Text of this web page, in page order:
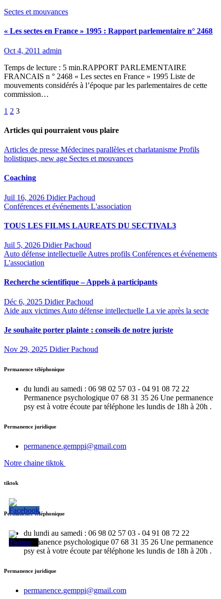
Sectes et mouvances
« Les sectes en France » 1995 : Rapport parlementaire n° 2468
Oct 4, 2011 admin
Temps de lecture : 5 min.RAPPORT PARLEMENTAIRE
FRANCAIS n ° 2468 « Les sectes en France » 1995 Liste de
mouvements considérés à l’époque par les parlementaires de cette
commission…
Pagination
des
1 2 3
Articles qui pourraient vous plaire
Articles de presse Médecines parallèles et charlatanisme Profils
holistiques, new age Sectes et mouvances
Coaching
Juil 16, 2026 Didier Pachoud
Conférences et événements L'association
TOUS LES FILMS LAUREATS DU SECTIVAL3
Juil 5, 2026 Didier Pachoud
Auto défense intellectuelle Autres profils Conférences et événements
L'association
Recherche scientifique – Appels à participants
Déc 6, 2025 Didier Pachoud
Aide aux victimes Auto défense intellectuelle La vie après la secte
Je souhaite porter plainte : conseils de notre juriste
Nov 29, 2025 Didier Pachoud
Permanence téléphonique
du lundi au samedi : 06 98 02 57 03 - 04 91 08 72 22
Permanence psychologique 07 68 31 35 26 Une permanence
psy est à votre écoute par téléphone les lundis de 18h à 20h .
Permanence juridique
permanence.gemppi@gmail.com
Notre chaine tiktok
tiktok
Permanence téléphonique
du lundi au samedi : 06 98 02 57 03 - 04 91 08 72 22
Permanence psychologique 07 68 31 35 26 Une permanence
psy est à votre écoute par téléphone les lundis de 18h à 20h .
Permanence juridique
permanence.gemppi@gmail.com